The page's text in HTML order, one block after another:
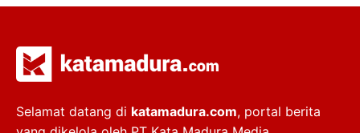
Selamat datang di katamadura.com, portal berita